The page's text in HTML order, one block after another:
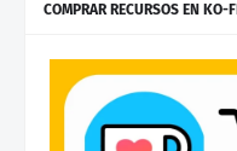
COMPRAR RECURSOS EN KO-FI